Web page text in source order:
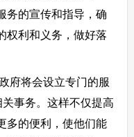
务的宣传和指导，确
权利和义务，做好落
府将会设立专门的服
关事务。这样不仅提高
多的便利，使他们能